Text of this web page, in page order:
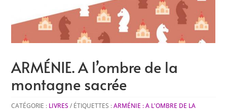
ARMÉNIE. A l’ombre de la
montagne sacrée
CATÉGORIE : LIVRES ÉTIQUETTES :ARMÉNIE : A L'OMBRE DE LA